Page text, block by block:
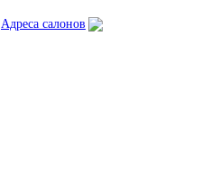
Адреса салонов